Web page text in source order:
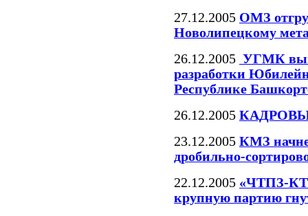
27.12.2005 ОМЗ
Новолипецкому
26.12.2005 УГМК
разработки
Республике
26.12.2005
23.12.2005 КМЗ
дробильно-
22.12.2005 «ЧТПЗ-
крупную партию